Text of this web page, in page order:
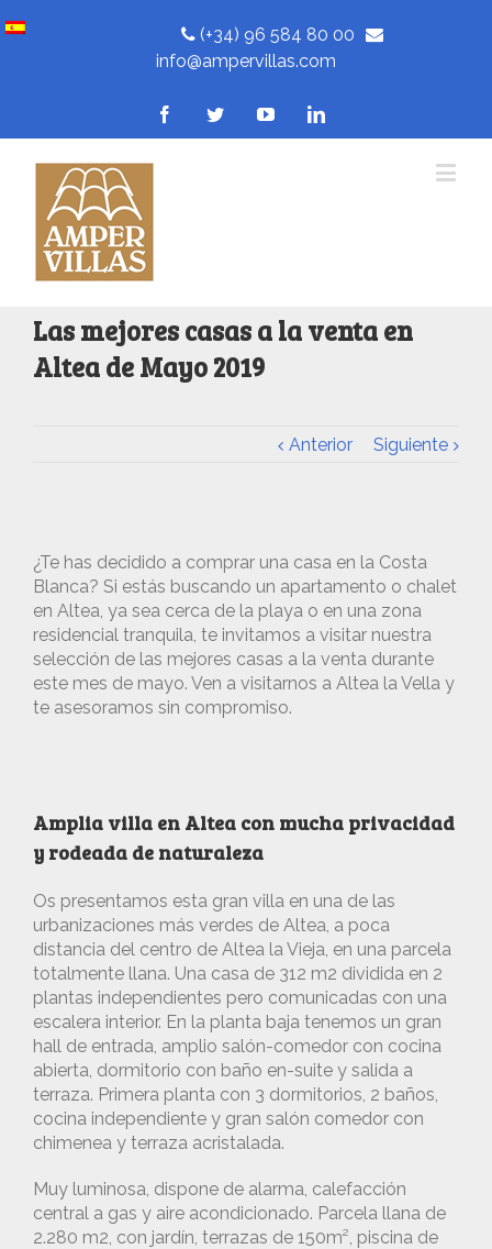
(+34) 96 584 80 00
info@ampervillas.com
Las mejores casas a la venta en
Altea de Mayo 2019
Anterior Siguiente
¿Te has decidido a comprar una casa en la Costa
Blanca? Si estás buscando un apartamento o chalet
en Altea, ya sea cerca de la playa o en una zona
residencial tranquila, te invitamos a visitar nuestra
selección de las mejores casas a la venta durante
este mes de mayo. Ven a visitarnos a Altea la Vella y
te asesoramos sin compromiso.
Amplia villa en Altea con mucha privacidad
y rodeada de naturaleza
Os presentamos esta gran villa en una de las
urbanizaciones más verdes de Altea, a poca
distancia del centro de Altea la Vieja, en una parcela
totalmente llana. Una casa de 312 m2 dividida en 2
plantas independientes pero comunicadas con una
escalera interior. En la planta baja tenemos un gran
hall de entrada, amplio salón-comedor con cocina
abierta, dormitorio con baño en-suite y salida a
terraza. Primera planta con 3 dormitorios, 2 baños,
cocina independiente y gran salón comedor con
chimenea y terraza acristalada.
Muy luminosa, dispone de alarma, calefacción
central a gas y aire acondicionado. Parcela llana de
2.280 m2, con jardín, terrazas de 150m², piscina de